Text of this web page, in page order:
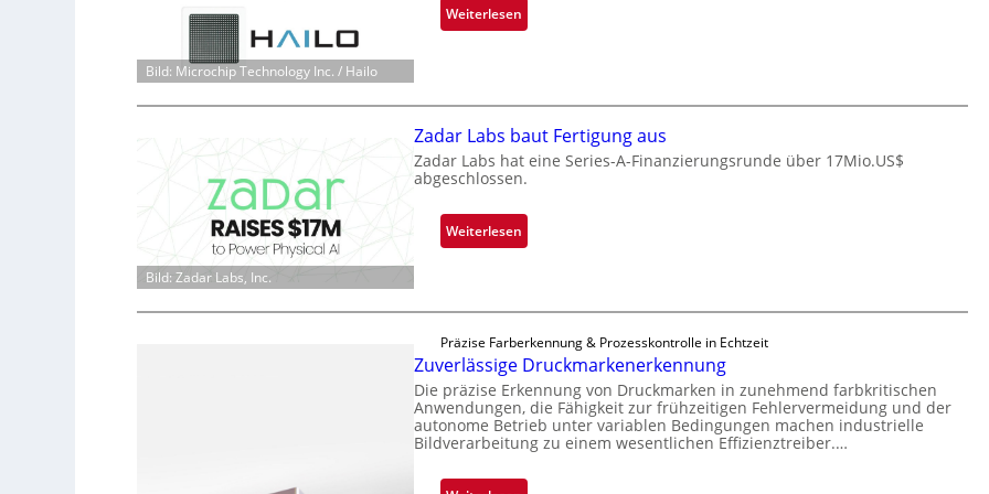
c
S
e
r
e
c
t
e
r
i
e
s
-
-
e
n
i
m
m
t
V
i
s
i
o
Bild: Microchip Technology Inc. / Hailo
Weiterlesen:
M
r
o
c
h
p
p
n
t
Ü
b
e
r
n
a
Bild: Zadar Labs, Inc.
Zadar Labs baut Fertigung aus
Zadar Labs hat eine Series-A-Finanzierungsrunde über 17Mio.US$
abgeschlossen.
Weiterlesen:
Z
r
L
a
b
s
a
Präzise Farberkennung & Prozesskontrolle in Echtzeit
Zuverlässige Druckmarkenerkennung
Die präzise Erkennung von Druckmarken in zunehmend farbkritischen
Anwendungen, die Fähigkeit zur frühzeitigen Fehlervermeidung und der
autonome Betrieb unter variablen Bedingungen machen industrielle
Bildverarbeitung zu einem wesentlichen Effizienztreiber.…